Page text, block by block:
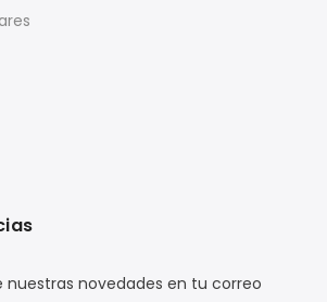
nuestras novedades en tu correo